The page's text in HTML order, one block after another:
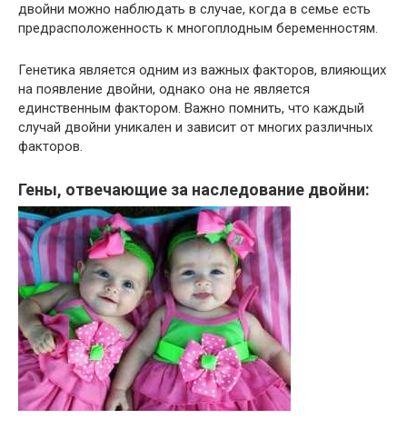
двойни можно наблюдать в случае, когда в семье есть
предрасположенность к многоплодным беременностям.
Генетика является одним из важных факторов, влияющих
на появление двойни, однако она не является
единственным фактором. Важно помнить, что каждый
случай двойни уникален и зависит от многих различных
факторов.
Гены, отвечающие за наследование двойни: